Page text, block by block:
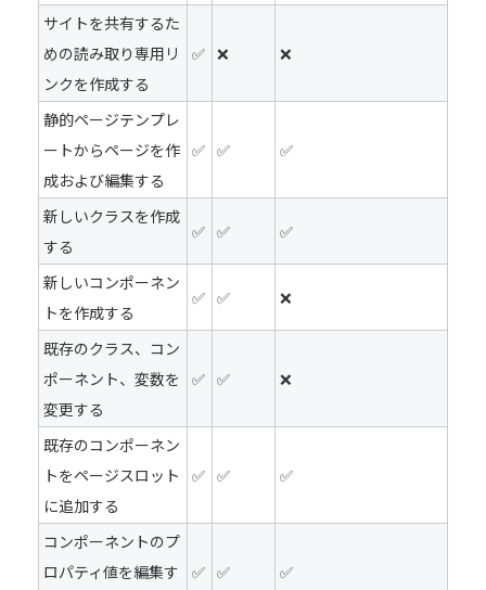
サイトを共有するた
めの読み取り専用リ
ンクを作成する
✅ ❌ ❌
静的ページテンプレ
ートからページを作
成および編集する
✅ ✅ ✅
新しいクラスを作成
する
✅ ✅ ✅
新しいコンポーネン
トを作成する
✅ ✅ ❌
既存のクラス、コン
ポーネント、変数を
変更する
✅ ✅ ❌
既存のコンポーネン
トをページスロット
に追加する
✅ ✅ ✅
コンポーネントのプ
ロパティ値を編集す
✅ ✅ ✅